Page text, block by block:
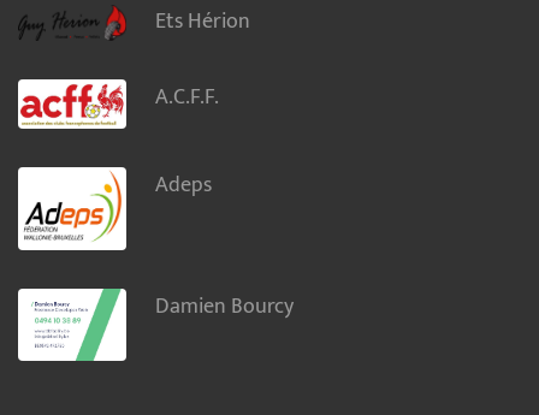
Ets Hérion
A.C.F.F.
Adeps
Damien Bourcy